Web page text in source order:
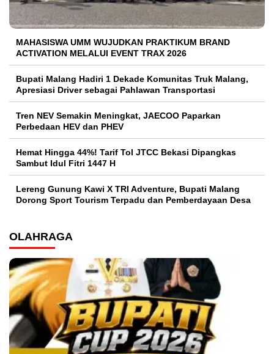
MAHASISWA UMM WUJUDKAN PRAKTIKUM BRAND
ACTIVATION MELALUI EVENT TRAX 2026
Bupati Malang Hadiri 1 Dekade Komunitas Truk Malang,
Apresiasi Driver sebagai Pahlawan Transportasi
Tren NEV Semakin Meningkat, JAECOO Paparkan
Perbedaan HEV dan PHEV
Hemat Hingga 44%! Tarif Tol JTCC Bekasi Dipangkas
Sambut Idul Fitri 1447 H
Lereng Gunung Kawi X TRI Adventure, Bupati Malang
Dorong Sport Tourism Terpadu dan Pemberdayaan Desa
OLAHRAGA